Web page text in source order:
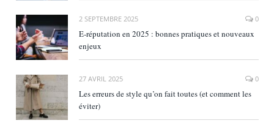
2 SEPTEMBRE 2025 0
E‑réputation en 2025 : bonnes pratiques et nouveaux
enjeux
27 AVRIL 2025 0
Les erreurs de style qu’on fait toutes (et comment les
éviter)